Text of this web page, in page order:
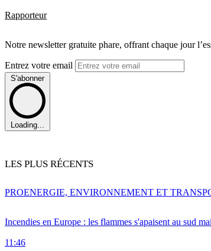
Rapporteur
Notre newsletter gratuite phare, offrant chaque jour
Entrez votre email
S'abonner
Loading...
LES PLUS RÉCENTS
Incendies en Europe : les flammes s'apaisent au sud
11:46
PROENERGIE, ENVIRONNEMENT ET